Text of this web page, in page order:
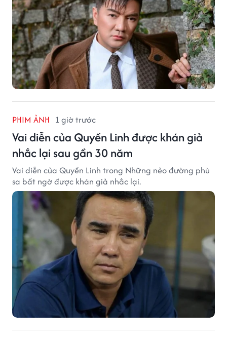
PHIM ẢNH 1 giờ trước
Vai diễn của Quyền Linh được khán giả
nhắc lại sau gần 30 năm
Vai diễn của Quyền Linh trong Những nẻo đường phù
sa bất ngờ được khán giả nhắc lại.